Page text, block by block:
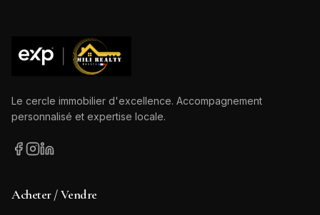
Le cercle immobilier d'excellence. Accompagnement
personnalisé et expertise locale.
Acheter / Vendre